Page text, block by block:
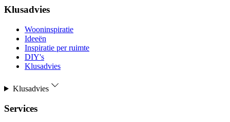
Klusadvies
Wooninspiratie
Ideeën
Inspiratie per ruimte
DIY's
Klusadvies
Klusadvies
Services